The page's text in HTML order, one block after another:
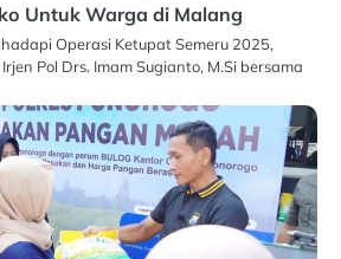
Untuk Warga di Malang
Operasi Ketupat Semeru 2025,
Pol Drs. Imam Sugianto, M.Si bersama